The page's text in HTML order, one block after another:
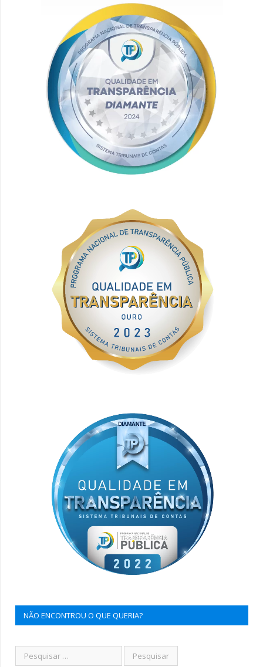
NÃO ENCONTROU O QUE QUERIA?